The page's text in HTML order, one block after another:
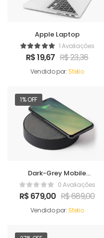
Apple Laptop
1 Avaliações
R$19,67 R$23,36
Vendido por:Stelio
1% OFF
Dark-Grey Mobile
Charger0 Avaliações
R$679,00 R$689,00
Vendido por:Stelio